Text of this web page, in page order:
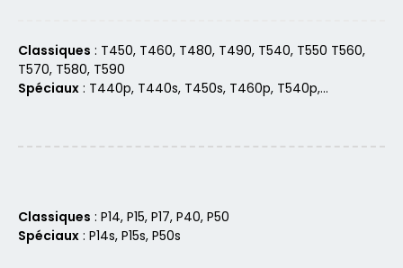
Classiques : T450, T460, T480, T490, T540, T550 T560,
T570, T580, T590
Spéciaux : T440p, T440s, T450s, T460p, T540p,…
Classiques : P14, P15, P17, P40, P50
Spéciaux : P14s, P15s, P50s